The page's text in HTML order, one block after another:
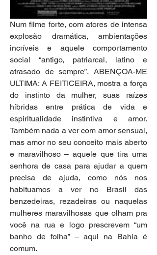
Num filme forte, com atores de intensa
explosão dramática, ambientações
incríveis e aquele comportamento
social “antigo, patriarcal, latino e
atrasado de sempre”, ABENÇOA-ME
ULTIMA: A FEITICEIRA, mostra a força
do instinto da mulher, suas raízes
híbridas entre prática de vida e
espiritualidade instintiva e amor.
Também nada a ver com amor sensual,
mas amor no seu conceito mais aberto
e maravilhoso – aquele que tira uma
senhora de casa para ajudar a quem
precisa de ajuda, como nós nos
habituamos a ver no Brasil das
benzedeiras, rezadeiras ou naquelas
mulheres maravilhosas que olham pra
você na rua e logo prescrevem “um
banho de folha” – aqui na Bahia é
comum.